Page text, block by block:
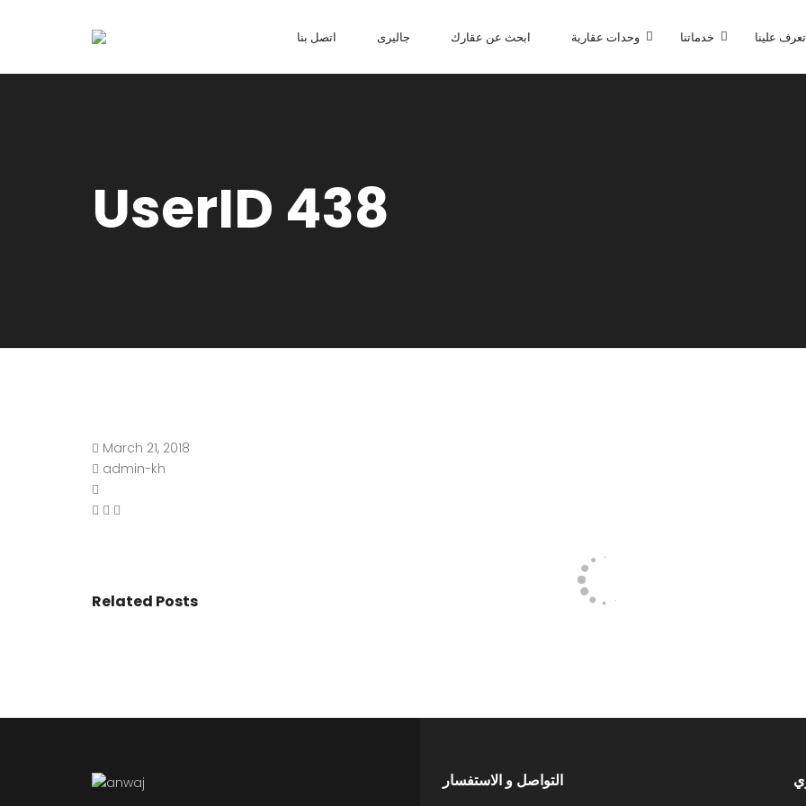
اتصل بنا جاليرى ابحث عن عقارك وحدات عقارية خدماتنا تعرف علينا
UserID 438
March 21, 2018
admin-kh
Related Posts
التواصل و الاستفسار